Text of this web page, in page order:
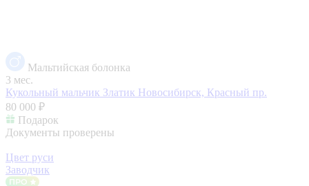
Мальтийская болонка
3 мес.
Кукольный мальчик Златик Новосибирск, Красный пр.
80 000 ₽
Подарок
Документы проверены
Цвет руси
Заводчик